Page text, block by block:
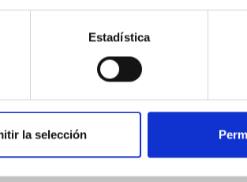
Estadística
la selección
con una entrevista a Jonay
los métodos actuales para localizar
11:57:21